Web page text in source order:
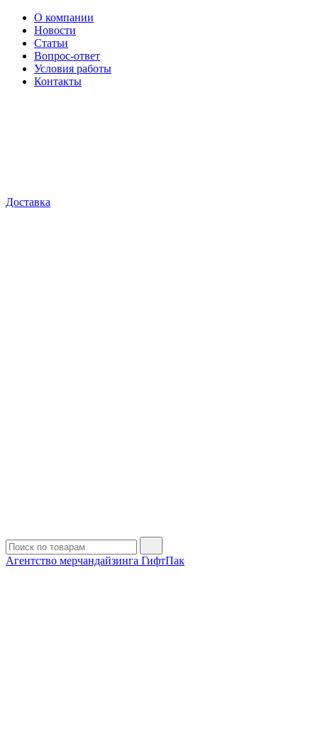
О компании
Новости
Статьи
Вопрос-ответ
Условия работы
Контакты
Доставка
Агентство мерчандайзинга ГифтПак